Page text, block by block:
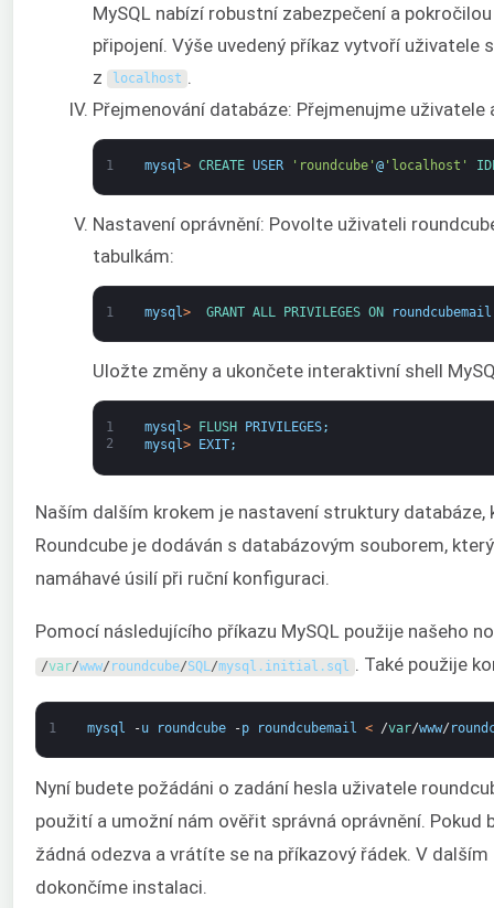
MySQL nabízí robustní zabezpečení a
připojení. Výše uvedený příkaz vytvoří uživatele
z
localhost .
Přejmenování databáze: Přejmenujme uživatele
1 mysql > CREATE USER 'roundcube' @'localhost'
Nastavení oprávnění: Povolte uživateli
tabulkám:
1 mysql > GRANT ALL PRIVILEGES ON roundcubemail
Uložte změny a ukončete interaktivní shell
1
2
mysql > FLUSH PRIVILEGES;
mysql> EXIT;
Naším dalším krokem je nastavení struktury
Roundcube je dodáván s databázovým souborem,
namáhavé úsilí při ruční konfiguraci.
Pomocí následujícího příkazu MySQL použije našeho
/var/www/ roundcube/SQL/mysql . initial . sql . Také použije
1 mysql -u roundcube -p roundcubemail < /var/www/
Nyní budete požádáni o zadání hesla uživatele
použití a umožní nám ověřit správná oprávnění. Pokud
žádná odezva a vrátíte se na příkazový řádek. V
dokončíme instalaci.